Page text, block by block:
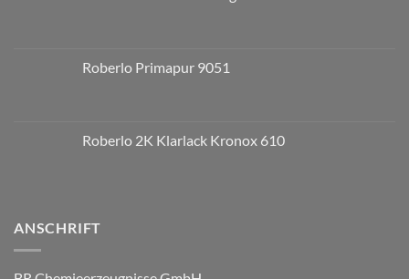
Roberlo Primapur 9051
Roberlo 2K Klarlack Kronox 610
ANSCHRIFT